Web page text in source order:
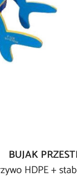
BUJAK
HDPE +